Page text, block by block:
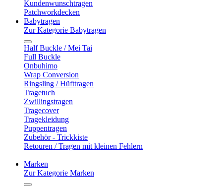
Kundenwunschtragen
Patchworkdecken
Babytragen
Zur Kategorie Babytragen
Half Buckle / Mei Tai
Full Buckle
Onbuhimo
Wrap Conversion
Ringsling / Hüfttragen
Tragetuch
Zwillingstragen
Tragecover
Tragekleidung
Puppentragen
Zubehör - Trickkiste
Retouren / Tragen mit kleinen Fehlern
Marken
Zur Kategorie Marken